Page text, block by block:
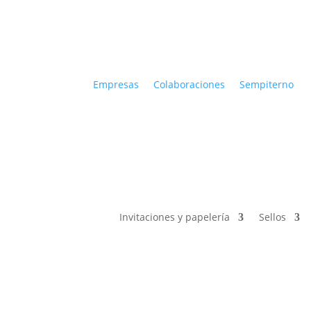
Empresas Colaboraciones Sempiterno
Invitaciones y papelería Sellos